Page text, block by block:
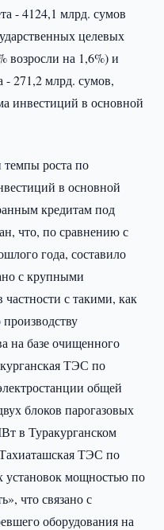
- 4124,1 млрд. сумов
целевых
возросли на 1,6%) и
- 271,2 млрд. сумов,
инвестиций в основной
темпы роста по
в основной
кредитам под
что, по сравнению с
года, составило
с крупными
с такими, как
на базе очищенного
ТЭС по
общей
блоков парогазовых
в Туракурганском
ТЭС по
установок мощностью по
что связано с
оборудования на